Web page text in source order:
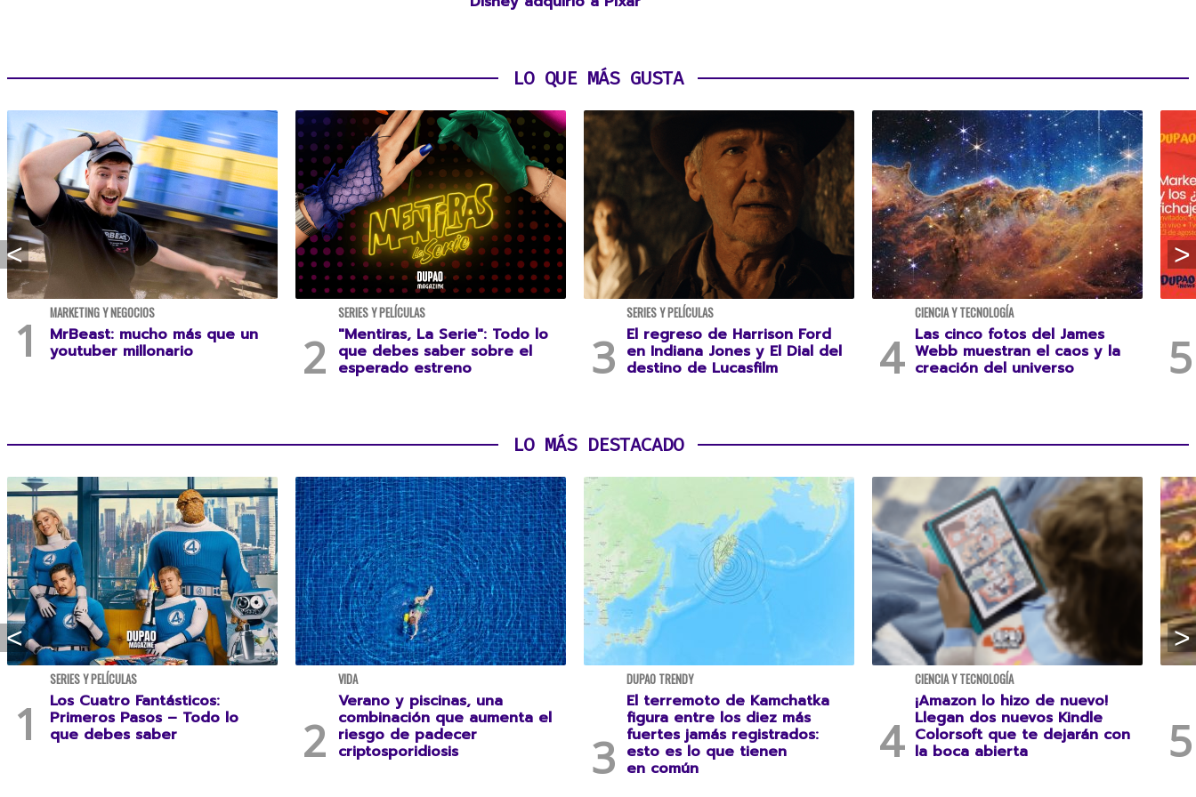
LO QUE MÁS GUSTA
MARKETING Y NEGOCIOS
MrBeast: mucho más que un
youtuber millonario
SERIES Y PELÍCULAS
"Mentiras, La Serie": Todo lo
que debes saber sobre el
esperado estreno
SERIES Y PELÍCULAS
El regreso de Harrison Ford
en Indiana Jones y El Dial del
destino de Lucasfilm
CIENCIA Y TECNOLOGÍA
Las cinco fotos del James
Webb muestran el caos y la
creación del universo
LO MÁS DESTACADO
SERIES Y PELÍCULAS
Los Cuatro Fantásticos:
Primeros Pasos – Todo lo
que debes saber
VIDA
Verano y piscinas, una
combinación que aumenta el
riesgo de padecer
criptosporidiosis
DUPAO TRENDY
El terremoto de Kamchatka
figura entre los diez más
fuertes jamás registrados:
esto es lo que tienen
en común
CIENCIA Y TECNOLOGÍA
¡Amazon lo hizo de nuevo!
Llegan dos nuevos Kindle
Colorsoft que te dejarán con
la boca abierta